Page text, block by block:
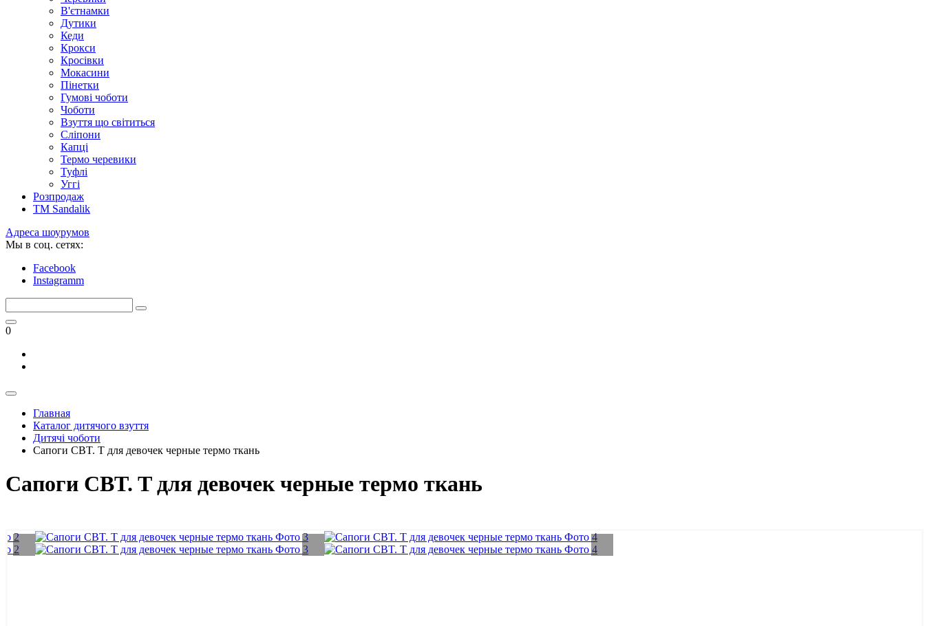
В'єтнамки
Дутики
Кеди
Крокси
Кросівки
Мокасини
Пінетки
Гумові чоботи
Чоботи
Взуття що світиться
Сліпони
Капці
Термо черевики
Туфлі
Уггі
Розпродаж
TM Sandalik
Адреса шоурумов
Мы в соц. сетях:
Facebook
Instagramm
0
Главная
Каталог дитячого взуття
Дитячі чоботи
Сапоги CBT. T для девочек черные термо ткань
Сапоги CBT. T для девочек черные термо ткань